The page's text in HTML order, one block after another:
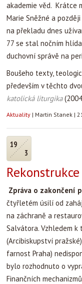
akademie věd. Krátce
Marie Sněžné a
na překladu dnes
77 se stal nočním
duchovní správě na
Boušeho texty,
především v těchto
katolická liturgika
Aktuality | Martin Stanek |
19
3
Zpráva o zakončení
čtyřletém úsilí od
na záchraně a
Salvátora. Vzhledem
(Arcibiskupství
farnost Praha)
bylo rozhodnuto o
Finančních